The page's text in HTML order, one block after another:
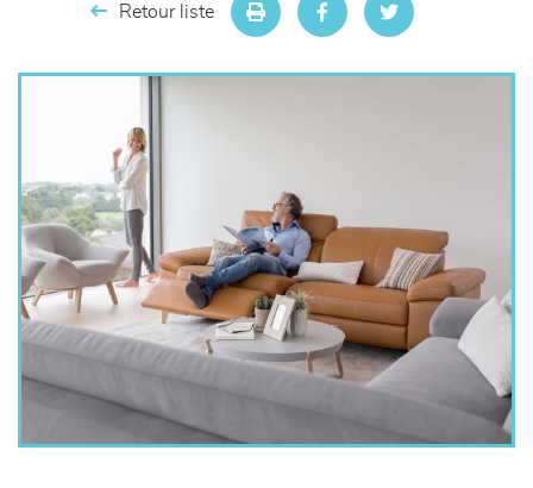
Retour liste